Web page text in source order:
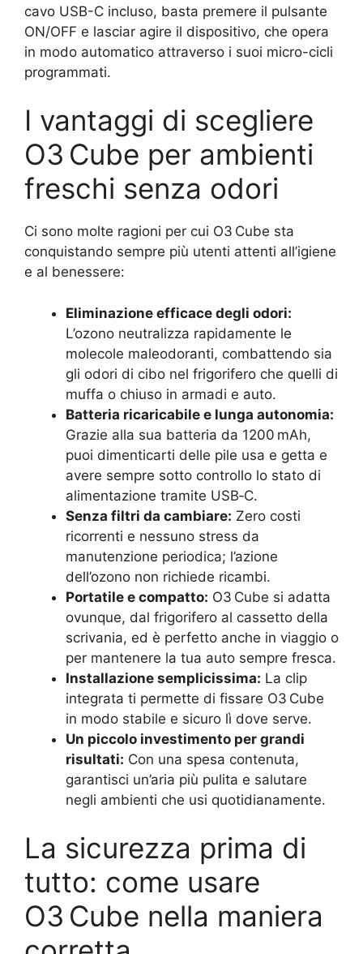
cavo USB-C incluso, basta premere il pulsante
ON/OFF e lasciar agire il dispositivo, che opera
in modo automatico attraverso i suoi micro-cicli
programmati.
I vantaggi di scegliere
O3 Cube per ambienti
freschi senza odori
Ci sono molte ragioni per cui O3 Cube sta
conquistando sempre più utenti attenti all’igiene
e al benessere:
Eliminazione efficace degli odori:
L’ozono neutralizza rapidamente le
molecole maleodoranti, combattendo sia
gli odori di cibo nel frigorifero che quelli di
muffa o chiuso in armadi e auto.
Batteria ricaricabile e lunga autonomia:
Grazie alla sua batteria da 1200 mAh,
puoi dimenticarti delle pile usa e getta e
avere sempre sotto controllo lo stato di
alimentazione tramite USB‑C.
Senza filtri da cambiare: Zero costi
ricorrenti e nessuno stress da
manutenzione periodica; l’azione
dell’ozono non richiede ricambi.
Portatile e compatto: O3 Cube si adatta
ovunque, dal frigorifero al cassetto della
scrivania, ed è perfetto anche in viaggio o
per mantenere la tua auto sempre fresca.
Installazione semplicissima: La clip
integrata ti permette di fissare O3 Cube
in modo stabile e sicuro lì dove serve.
Un piccolo investimento per grandi
risultati: Con una spesa contenuta,
garantisci un’aria più pulita e salutare
negli ambienti che usi quotidianamente.
La sicurezza prima di
tutto: come usare
O3 Cube nella maniera